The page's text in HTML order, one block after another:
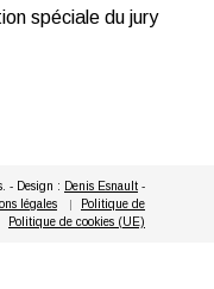
spéciale du jury
- Design : Denis Esnault -
légales
Politique de
Politique de cookies (UE)